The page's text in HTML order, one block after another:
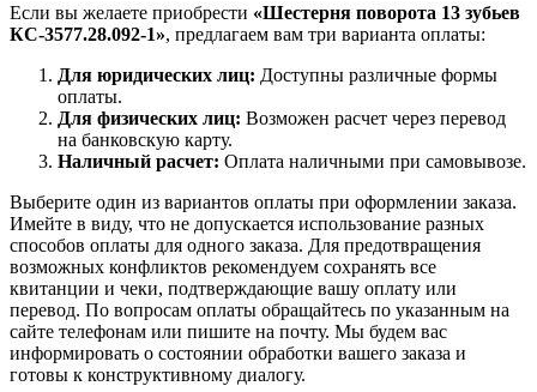
Если вы желаете приобрести «Шестерня поворота 13 зубьев
КС-3577.28.092-1», предлагаем вам три варианта оплаты:
Для юридических лиц: Доступны различные формы
оплаты.
Для физических лиц: Возможен расчет через перевод
на банковскую карту.
Наличный расчет: Оплата наличными при самовывозе.
Выберите один из вариантов оплаты при оформлении заказа.
Имейте в виду, что не допускается использование разных
способов оплаты для одного заказа. Для предотвращения
возможных конфликтов рекомендуем сохранять все
квитанции и чеки, подтверждающие вашу оплату или
перевод. По вопросам оплаты обращайтесь по указанным на
сайте телефонам или пишите на почту. Мы будем вас
информировать о состоянии обработки вашего заказа и
готовы к конструктивному диалогу.